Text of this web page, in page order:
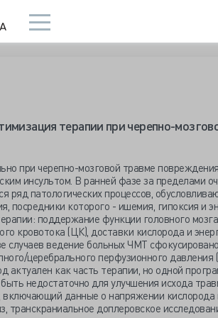
терапии при черепно-
при черепно-мозговой травме
инсультом. В ранней фазе за пределами
ряд патологических процессов,
посредники которого - ишемия, гипоксия и
поддержание функции головного
кровотока (ЦК), доставки кислорода и
случаев ведение больных ЧМТ
церебрального перфузионного
актуален как часть терапии, но одной
недостаточно для улучшения исхода
включающий данные о напряжении кислорода
транскраниальное доплеровское